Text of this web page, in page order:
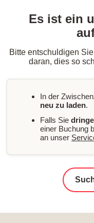
Es ist ein
Bitte entschuldigen
daran, dies so
In der
neu zu laden.
Falls Sie
einer Buchung
an unser